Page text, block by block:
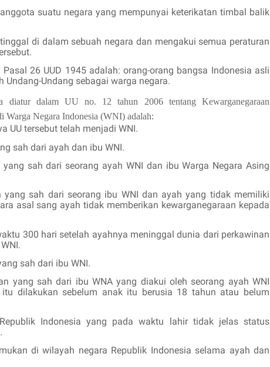
suatu negara yang mempunyai keterikatan timbal balik
di dalam sebuah negara dan mengakui semua peraturan
26 UUD 1945 adalah: orang-orang bangsa Indonesia asli
Undang sebagai warga negara.
diatur dalam UU no. 12 tahun 2006 tentang Kewarganegaraan
Negara Indonesia (WNI) adalah:
UU tersebut telah menjadi WNI.
sah dari ayah dan ibu WNI.
sah dari seorang ayah WNI dan ibu Warga Negara Asing
sah dari seorang ibu WNI dan ayah yang tidak memiliki
asal sang ayah tidak memberikan kewarganegaraan kepada
300 hari setelah ayahnya meninggal dunia dari perkawinan
sah dari ibu WNI.
yang sah dari ibu WNA yang diakui oleh seorang ayah WNI
dilakukan sebelum anak itu berusia 18 tahun atau belum
Indonesia yang pada waktu lahir tidak jelas status
di wilayah negara Republik Indonesia selama ayah dan